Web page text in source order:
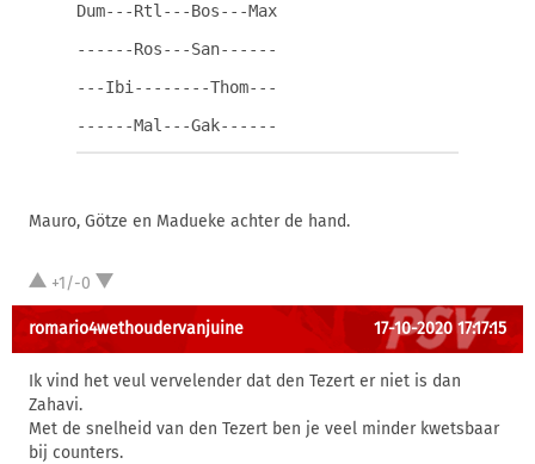
Dum---Rtl---Bos---Max
------Ros---San------
---Ibi--------Thom---
------Mal---Gak------
Mauro, Götze en Madueke achter de hand.
+1/-0
romario4wethoudervanjuine 17-10-2020 17:17:15
Ik vind het veul vervelender dat den Tezert er niet is dan
Zahavi.
Met de snelheid van den Tezert ben je veel minder kwetsbaar
bij counters.